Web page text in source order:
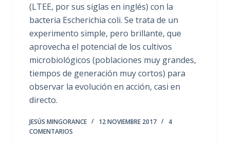
(LTEE, por sus siglas en inglés) con la
bacteria Escherichia coli. Se trata de un
experimento simple, pero brillante, que
aprovecha el potencial de los cultivos
microbiológicos (poblaciones muy grandes,
tiempos de generación muy cortos) para
observar la evolución en acción, casi en
directo.
JESÚS MINGORANCE 12 NOVIEMBRE 2017
4
COMENTARIOS